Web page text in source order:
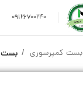
09126700240
بست کمپرسوری بست 1/12 اینچ کمپرسوری